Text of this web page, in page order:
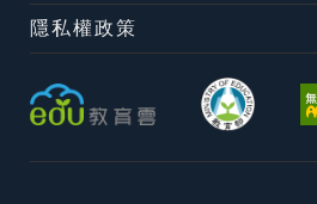
隱私權政策